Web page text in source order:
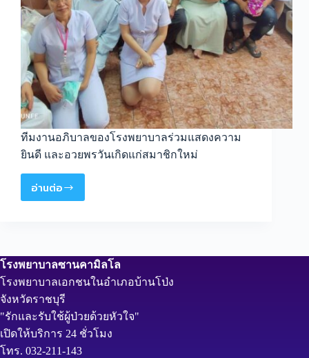
ทีมงานอภิบาลของโรงพยาบาลร่วมแสดงความ
ยินดี และอวยพรวันเกิดแก่สมาชิกใหม่
อ่านต่อ
โรงพยาบาลซานคามิลโล
โรงพยาบาลเอกชนในอำเภอบ้านโป่ง
จังหวัดราชบุรี
"รักและรับใช้ผู้ป่วยด้วยหัวใจ"
เปิดให้บริการ 24 ชั่วโมง
โทร. 032-211-143